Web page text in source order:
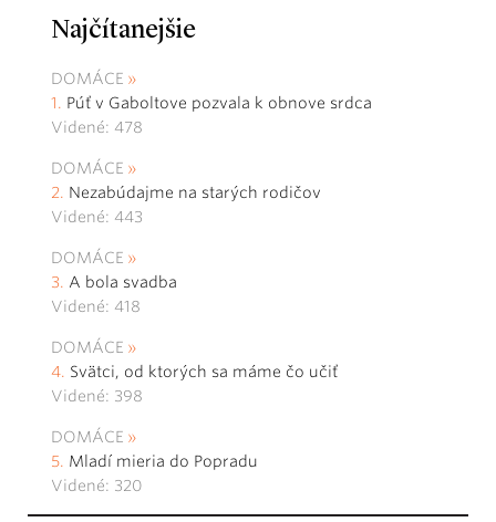
Najčítanejšie
DOMÁCE
Púť v Gaboltove pozvala k obnove srdca
Videné: 478
DOMÁCE
Nezabúdajme na starých rodičov
Videné: 443
DOMÁCE
A bola svadba
Videné: 418
DOMÁCE
Svätci, od ktorých sa máme čo učiť
Videné: 398
DOMÁCE
Mladí mieria do Popradu
Videné: 320